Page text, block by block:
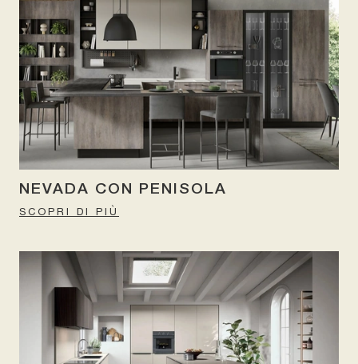
NEVADA CON PENISOLA
SCOPRI DI PIÙ